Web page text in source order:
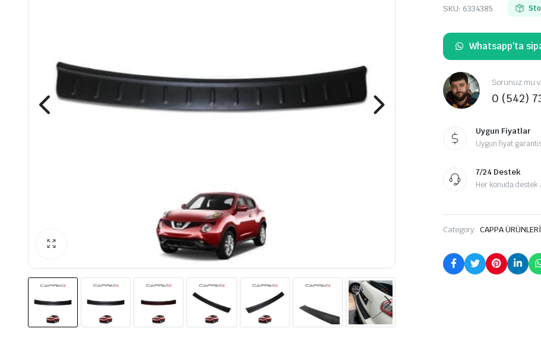
SKU: 6334385
Whatsapp'ta
Sorunuz mu
0 (542)
Uygun Fiyatlar
Uygun fiyat
7/24 Destek
Her konuda destek
Category: CAPPA ÜRÜNLERİ